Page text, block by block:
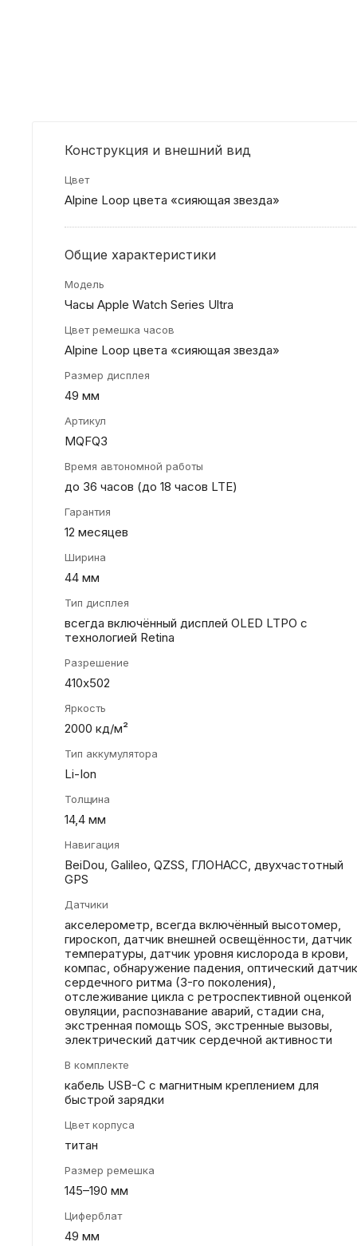
Конструкция и внешний вид
Цвет
Alpine Loop цвета «сияющая звезда»
Общие характеристики
Модель
Часы Apple Watch Series Ultra
Цвет ремешка часов
Alpine Loop цвета «сияющая звезда»
Размер дисплея
49 мм
Артикул
MQFQ3
Время автономной работы
до 36 часов (до 18 часов LTE)
Гарантия
12 месяцев
Ширина
44 мм
Тип дисплея
всегда включённый дисплей OLED LTPO с
технологией Retina
Разрешение
410х502
Яркость
2000 кд/м²
Тип аккумулятора
Li-Ion
Толщина
14,4 мм
Навигация
BeiDou, Galileo, QZSS, ГЛОНАСС, двухчастотный
GPS
Датчики
акселерометр, всегда включённый высотомер,
гироскоп, датчик внешней освещённости, датчик
температуры, датчик уровня кислорода в крови,
компас, обнаружение падения, оптический датчик
сердечного ритма (3-го поколения),
отслеживание цикла с ретроспективной оценкой
овуляции, распознавание аварий, стадии сна,
экстренная помощь SOS, экстренные вызовы,
электрический датчик сердечной активности
В комплекте
кабель USB-C с магнитным креплением для
быстрой зарядки
Цвет корпуса
титан
Размер ремешка
145–190 мм
Циферблат
49 мм